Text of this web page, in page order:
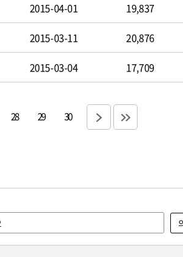
2015-04-01 19,837
2015-03-11 20,876
2015-03-04 17,709
28 29 30